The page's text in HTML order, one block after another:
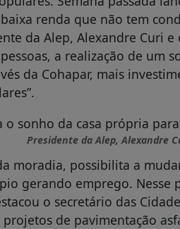
renda que não tem
da Alep, Alexandre Curi
a realização de um
da Cohapar, mais
Presidente da Alep, Alexandre
moradia, possibilita a
gerando emprego. Nesse
o secretário das
de pavimentação